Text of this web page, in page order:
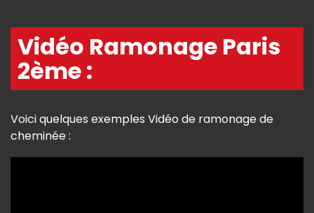
Vidéo Ramonage Paris
2ème :
Voici quelques exemples Vidéo de ramonage de
cheminée :